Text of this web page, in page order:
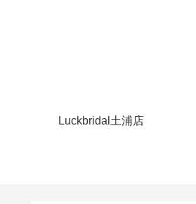
Luckbridal土浦店